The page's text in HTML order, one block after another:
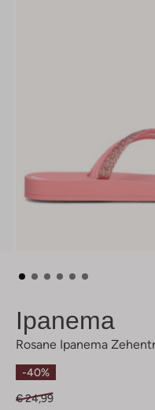
Ipanema
Rosane Ipanema
-40%
€ 24,99